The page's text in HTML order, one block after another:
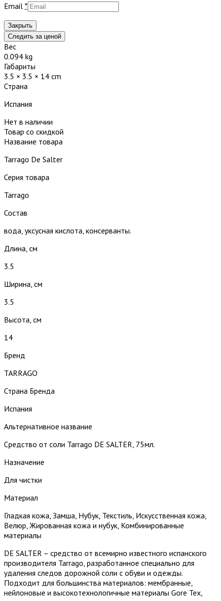
Email *
Закрыть
Следить за ценой
Вес
0.094 kg
Габариты
3.5 × 3.5 × 14 cm
Страна
Испания
Нет в наличии
Товар со скидкой
Название товара
Tarrago De Salter
Серия товара
Tarrago
Состав
вода, уксусная кислота, консерванты.
Длина, см
3.5
Ширина, см
3.5
Высота, см
14
Бренд
TARRAGO
Страна Бренда
Испания
Альтернативное название
Средство от соли Tarrago DE SALTER, 75мл.
Назначение
Для чистки
Материал
Гладкая кожа, Замша, Нубук, Текстиль, Искусственная кожа,
Велюр, Жированная кожа и нубук, Комбинированные
материалы
DE SALTER – средство от всемирно известного испанского
производителя Tarrago, разработанное специально для
удаления следов дорожной соли с обуви и одежды.
Подходит для большинства материалов: мембранные,
нейлоновые и высокотехнологичные материалы Gore Tex,